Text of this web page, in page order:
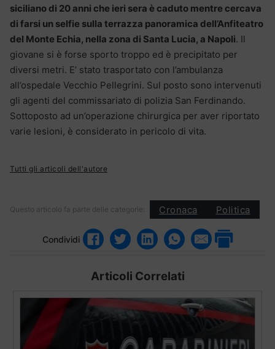
siciliano di 20 anni che ieri sera è caduto mentre cercava
di farsi un selfie sulla terrazza panoramica dell’Anfiteatro
del Monte Echia, nella zona di Santa Lucia, a Napoli. Il
giovane si è forse sporto troppo ed è precipitato per
diversi metri. E’ stato trasportato con l’ambulanza
all’ospedale Vecchio Pellegrini. Sul posto sono intervenuti
gli agenti del commissariato di polizia San Ferdinando.
Sottoposto ad un’operazione chirurgica per aver riportato
varie lesioni, è considerato in pericolo di vita.
Tutti gli articoli dell'autore
Questo articolo fa parte delle categorie: Cronaca Politica
Condividi
Articoli Correlati